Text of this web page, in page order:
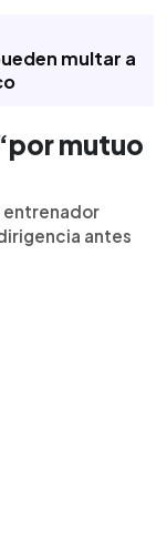
multar a
mutuo
entrenador
antes